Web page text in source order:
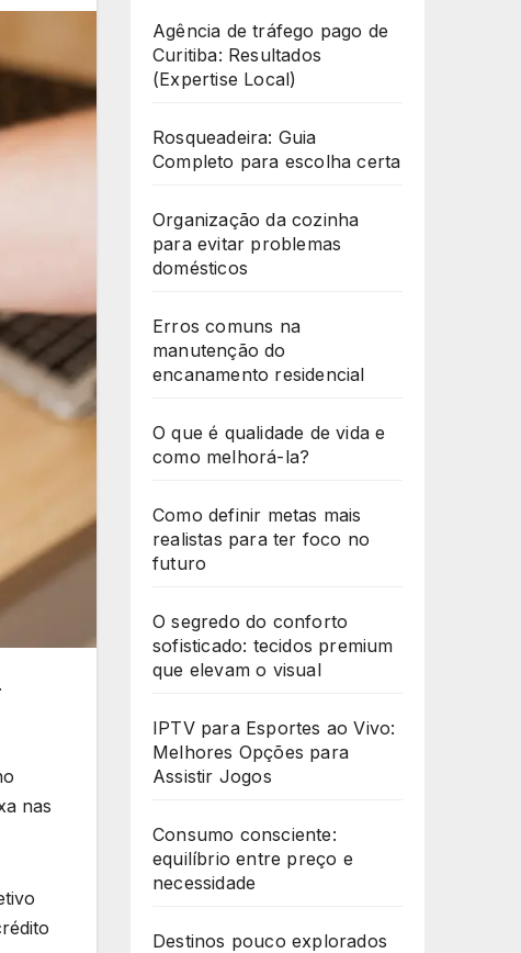
nas
Agência de tráfego pago de
Curitiba: Resultados
(Expertise Local)
Rosqueadeira: Guia
Completo para escolha certa
Organização da cozinha
para evitar problemas
domésticos
Erros comuns na
manutenção do
encanamento residencial
O que é qualidade de vida e
como melhorá-la?
Como definir metas mais
realistas para ter foco no
futuro
O segredo do conforto
sofisticado: tecidos premium
que elevam o visual
IPTV para Esportes ao Vivo:
Melhores Opções para
Assistir Jogos
Consumo consciente:
equilíbrio entre preço e
necessidade
Destinos pouco explorados